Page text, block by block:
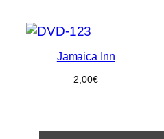
Jamaica Inn
2,00€